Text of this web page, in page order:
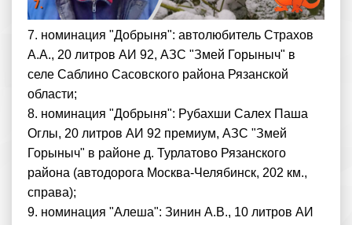
7. номинация "Добрыня": автолюбитель Страхов
А.А., 20 литров АИ 92, АЗС "Змей Горыныч" в
селе Саблино Сасовского района Рязанской
области;
8. номинация "Добрыня": Рубахши Салех Паша
Оглы, 20 литров АИ 92 премиум, АЗС "Змей
Горыныч" в районе д. Турлатово Рязанского
района (автодорога Москва-Челябинск, 202 км.,
справа);
9. номинация "Алеша": Зинин А.В., 10 литров АИ